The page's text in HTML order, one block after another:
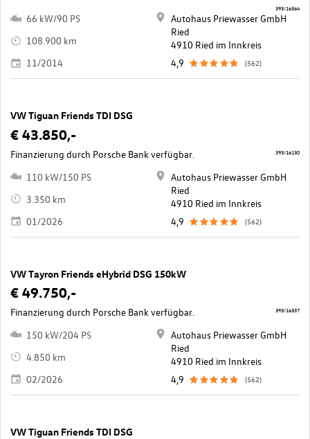
66 kW/90 PS
108.900 km
11/2014
Autohaus Priewasser GmbH
Ried
4910 Ried im Innkreis
4,9
(562)
393/16564
VW Tiguan Friends TDI DSG
€ 43.850,-
Finanzierung durch Porsche Bank verfügbar.
110 kW/150 PS
3.350 km
01/2026
Autohaus Priewasser GmbH
Ried
4910 Ried im Innkreis
4,9
(562)
393/16130
VW Tayron Friends eHybrid DSG 150kW
€ 49.750,-
Finanzierung durch Porsche Bank verfügbar.
150 kW/204 PS
4.850 km
02/2026
Autohaus Priewasser GmbH
Ried
4910 Ried im Innkreis
4,9
(562)
393/16337
VW Tiguan Friends TDI DSG